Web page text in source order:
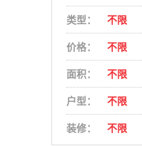
类型：
不限
价格：
不限
面积：
不限
户型：
不限
装修：
不限